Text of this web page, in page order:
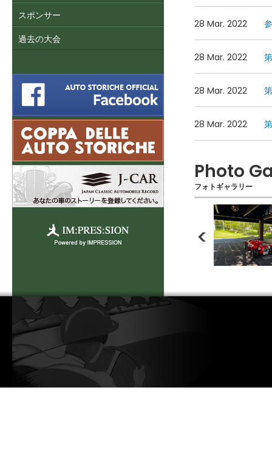
スポンサー
過去の大会
28 Mar. 2022
28 Mar. 2022
28 Mar. 2022
28 Mar. 2022
Photo
フォトギャラリー